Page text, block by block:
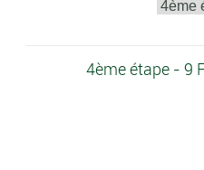
4ème étape - 9